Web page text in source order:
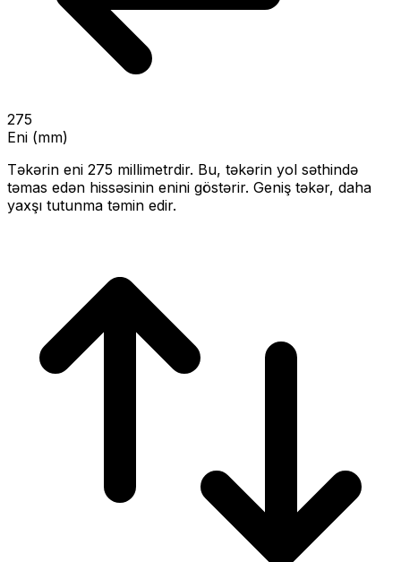
275
Eni (mm)
Təkərin eni 275 millimetrdir. Bu, təkərin yol səthində
təmas edən hissəsinin enini göstərir. Geniş təkər, daha
yaxşı tutunma təmin edir.